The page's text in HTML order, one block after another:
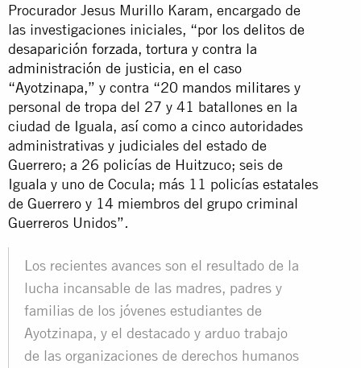
Procurador Jesus Murillo Karam, encargado de
las investigaciones iniciales, “por los delitos de
desaparición forzada, tortura y contra la
administración de justicia, en el caso
“Ayotzinapa,” y contra “20 mandos militares y
personal de tropa del 27 y 41 batallones en la
ciudad de Iguala, así como a cinco autoridades
administrativas y judiciales del estado de
Guerrero; a 26 policías de Huitzuco; seis de
Iguala y uno de Cocula; más 11 policías estatales
de Guerrero y 14 miembros del grupo criminal
Guerreros Unidos”.
Los recientes avances son el resultado de la
lucha incansable de las madres, padres y
familias de los jóvenes estudiantes de
Ayotzinapa, y el destacado y arduo trabajo
de las organizaciones de derechos humanos